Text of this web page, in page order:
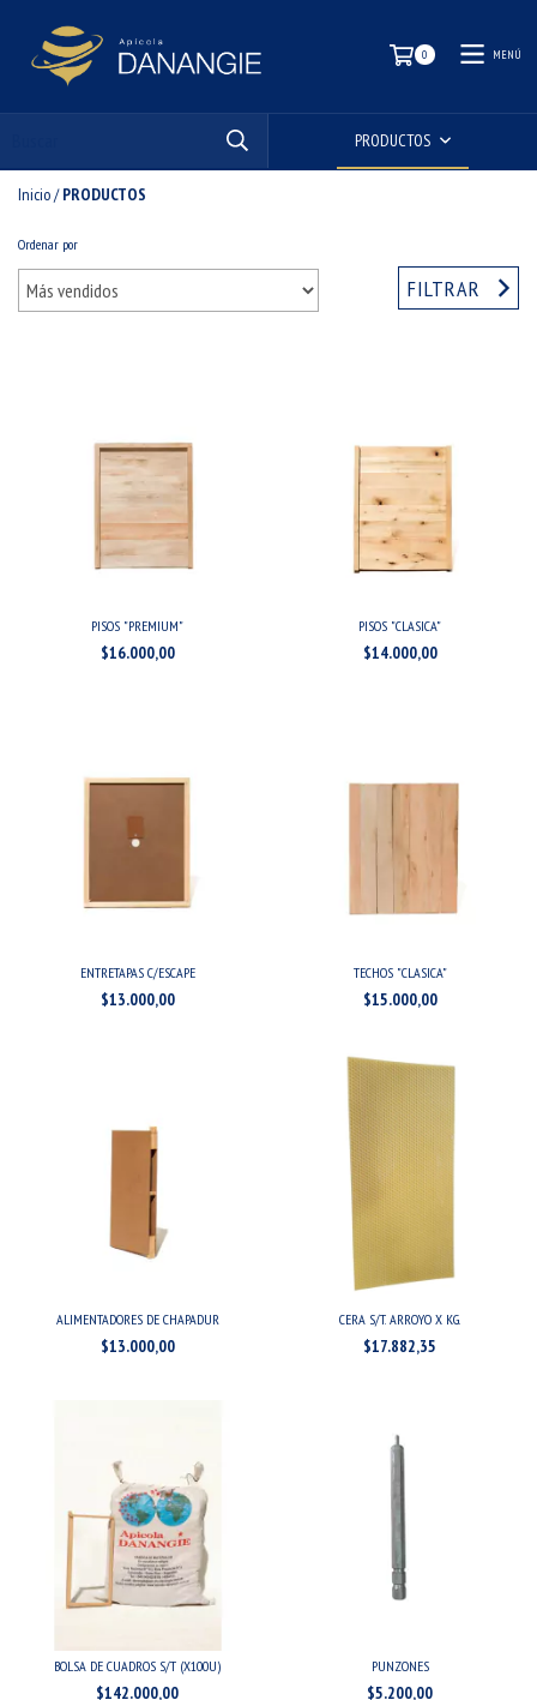
0 MENÚ
PRODUCTOS
Inicio/ PRODUCTOS
Ordenar por
FILTRAR
PISOS "PREMIUM"
$16.000,00
PISOS "CLASICA"
$14.000,00
ENTRETAPAS C/ESCAPE
$13.000,00
TECHOS "CLASICA"
$15.000,00
ALIMENTADORES DE CHAPADUR
$13.000,00
CERA S/T. ARROYO X KG.
$17.882,35
BOLSA DE CUADROS S/T (X100U)
$142.000,00
PUNZONES
$5.200,00